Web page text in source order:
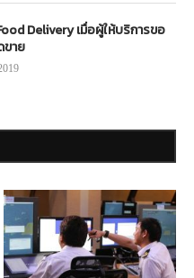
Delivery เมื่อผู้ให้บริการขอ
าย